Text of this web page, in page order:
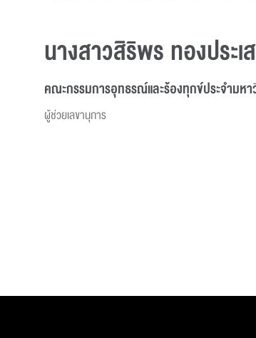
นางสาวสิริพร ทองประเ
คณะกรรมการอุทธรณ์และร้องทุกข์ประจำมห
ผู้ช่วยเลขานุการ